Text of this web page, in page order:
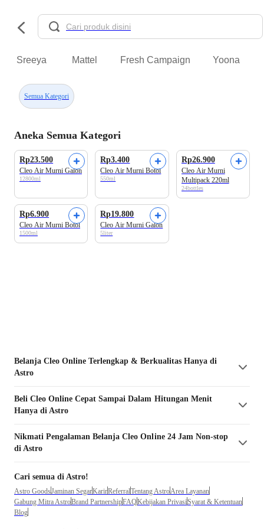
Sreeya Mattel Fresh Campaign Yoona
Semua Kategori
Aneka Semua Kategori
Rp23.500
Cleo Air Murni Galon
12800ml
Rp3.400
Cleo Air Murni Botol
550ml
Rp26.900
Cleo Air Murni
Multipack 220ml
24bottles
Rp6.900
Cleo Air Murni Botol
1500ml
Rp19.800
Cleo Air Murni Galon
5liter
BelanjaCleo Online Terlengkap & Berkualitas Hanya di
Astro
BeliCleo Online Cepat Sampai Dalam Hitungan Menit
Hanya di Astro
Nikmati Pengalaman BelanjaCleo Online 24 Jam Non-stop
di Astro
Cari semua di Astro!
Astro GoodsJaminan SegarKarirReferralTentang AstroArea Layanan
Gabung Mitra AstroBrand PartnershipFAQKebijakan PrivasiSyarat & Ketentuan
Blog